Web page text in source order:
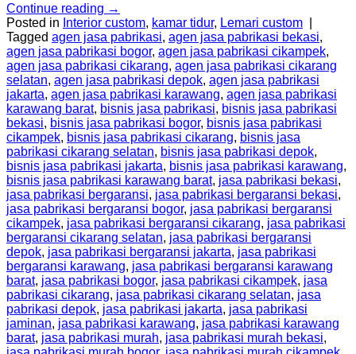
Continue reading →
Posted in Interior custom, kamar tidur, Lemari custom
Tagged agen jasa pabrikasi, agen jasa pabrikasi bekasi,
agen jasa pabrikasi bogor, agen jasa pabrikasi cikampek,
agen jasa pabrikasi cikarang, agen jasa pabrikasi cikarang
selatan, agen jasa pabrikasi depok, agen jasa pabrikasi
jakarta, agen jasa pabrikasi karawang, agen jasa pabrikasi
karawang barat, bisnis jasa pabrikasi, bisnis jasa pabrikasi
bekasi, bisnis jasa pabrikasi bogor, bisnis jasa pabrikasi
cikampek, bisnis jasa pabrikasi cikarang, bisnis jasa
pabrikasi cikarang selatan, bisnis jasa pabrikasi depok,
bisnis jasa pabrikasi jakarta, bisnis jasa pabrikasi karawang,
bisnis jasa pabrikasi karawang barat, jasa pabrikasi bekasi,
jasa pabrikasi bergaransi, jasa pabrikasi bergaransi bekasi,
jasa pabrikasi bergaransi bogor, jasa pabrikasi bergaransi
cikampek, jasa pabrikasi bergaransi cikarang, jasa pabrikasi
bergaransi cikarang selatan, jasa pabrikasi bergaransi
depok, jasa pabrikasi bergaransi jakarta, jasa pabrikasi
bergaransi karawang, jasa pabrikasi bergaransi karawang
barat, jasa pabrikasi bogor, jasa pabrikasi cikampek, jasa
pabrikasi cikarang, jasa pabrikasi cikarang selatan, jasa
pabrikasi depok, jasa pabrikasi jakarta, jasa pabrikasi
jaminan, jasa pabrikasi karawang, jasa pabrikasi karawang
barat, jasa pabrikasi murah, jasa pabrikasi murah bekasi,